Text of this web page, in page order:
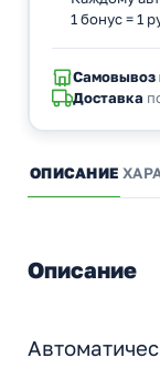
1 бонус = 1
Самовывоз
Доставка
ОПИСАНИЕ
Описание